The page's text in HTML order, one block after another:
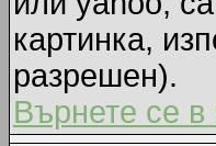
картинка,
разрешен).
Върнете се в